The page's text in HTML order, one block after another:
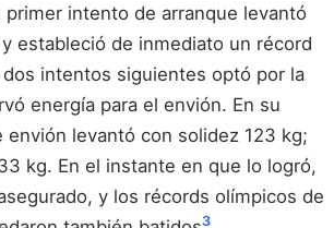
primer intento de arranque levantó
estableció de inmediato un récord
dos intentos siguientes optó por la
energía para el envión. En su
envión levantó con solidez 123 kg;
kg. En el instante en que lo logró,
y los récords olímpicos de
3